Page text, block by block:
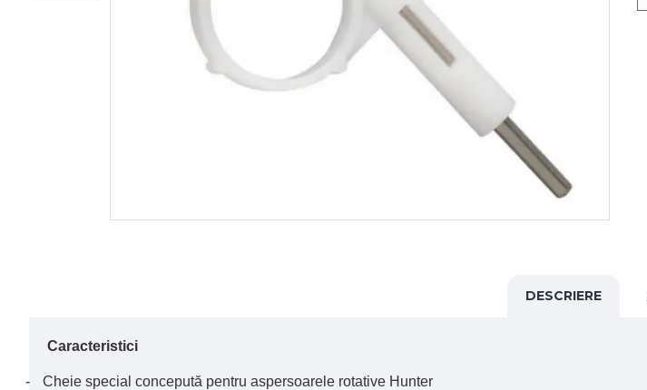
DESCRIERE
Caracteristici
- Cheie special concepută pentru aspersoarele rotative Hunter